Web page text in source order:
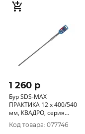
1 260 p
Бур SDS-MAX
ПРАКТИКА 12 х 400/540
мм, КВАДРО, серия
Эксперт, по бетону
647-819
Код товара: 077746